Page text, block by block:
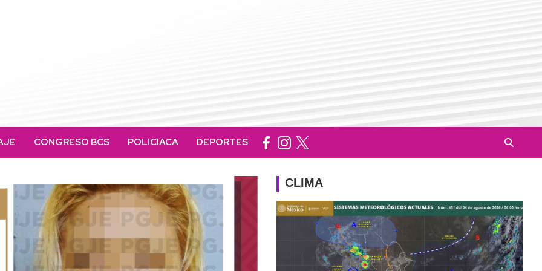
CONGRESO BCS POLICIACA DEPORTES
CLIMA